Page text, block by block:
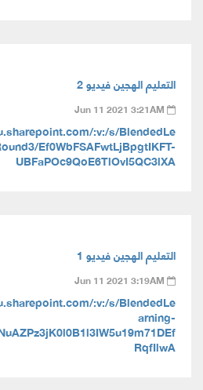
التعليم الهجين فيديو 2
Jun 11 2021 3:21AM
:v:/s/BlendedLe
Ef0WbFSAFwtLjBpgtIKFT-
UBFaPOc9QoE6TlOvI5QC3lXA
التعليم الهجين فيديو 1
Jun 11 2021 3:19AM
:v:/s/BlendedLe
arning-
RqfIlwA